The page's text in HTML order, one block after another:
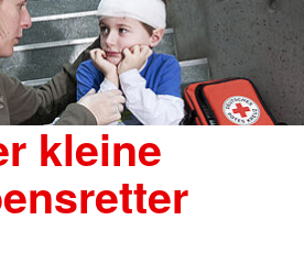
kleine